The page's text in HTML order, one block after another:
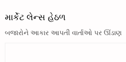
માર્કેટ લેન્સ હેઠળ
બજારોને આકાર આપતી વાર્તાઓ પર ઊંડાણ